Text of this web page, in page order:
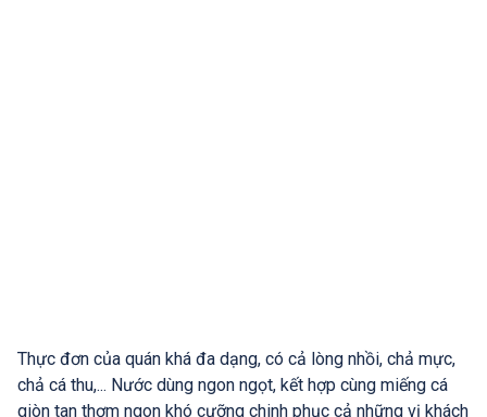
Thực đơn của quán khá đa dạng, có cả lòng nhồi, chả mực,
chả cá thu,... Nước dùng ngon ngọt, kết hợp cùng miếng cá
giòn tan thơm ngon khó cưỡng chinh phục cả những vị khách